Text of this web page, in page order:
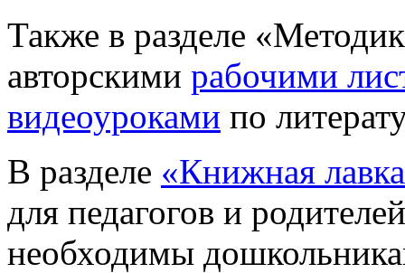
Также в разделе
авторскими рабочими
видеоуроками по
В разделе «Книжная
для педагогов и
необходимы